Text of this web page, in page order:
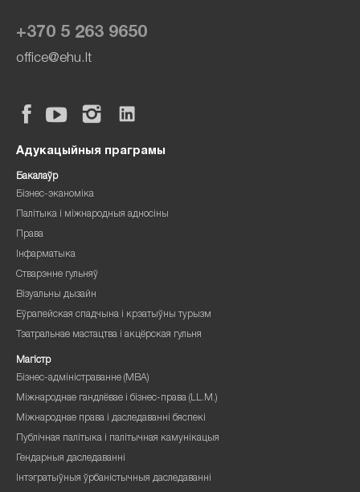
+370 5 263 9650
office@ehu.lt
Адукацыйныя праграмы
Бакалаўр
Бізнес-эканоміка
Палітыка і міжнародныя адносіны
Права
Інфарматыка
Стварэнне гульняў
Візуальны дызайн
Еўрапейская спадчына і крэатыўны турызм
Тэатральнае мастацтва і акцёрская гульня
Магістр
Бізнес-адміністраванне (MBA)
Міжнароднае гандлёвае і бізнес-права (LL.M.)
Міжнароднае права і даследаванні бяспекі
Публічная палітыка і палітычная камунікацыя
Гендарныя даследаванні
Інтэгратыўныя ўрбаністычныя даследаванні